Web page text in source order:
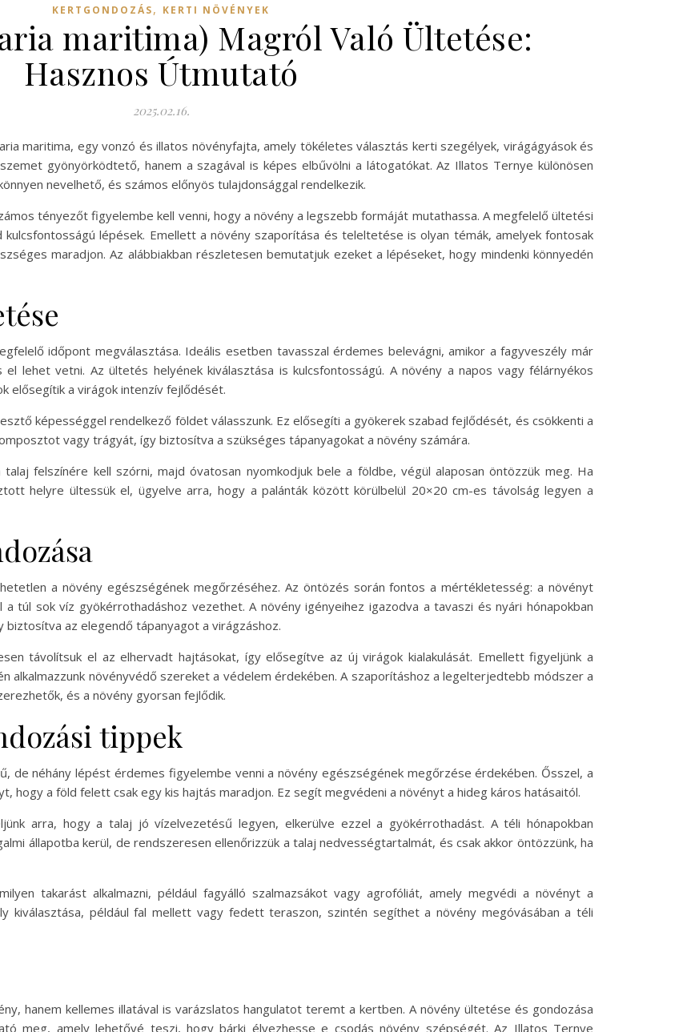
KERTGONDOZÁS, KERTI NÖVÉNYEK
maritima) Magról Való Ültetése:
Hasznos Útmutató
2025.02.16.
maritima, egy vonzó és illatos növényfajta, amely tökéletes választás kerti szegélyek, virágágyások és
gyönyörködtető, hanem a szagával is képes elbűvölni a látogatókat. Az Illatos Ternye különösen
nevelhető, és számos előnyös tulajdonsággal rendelkezik.
tényezőt figyelembe kell venni, hogy a növény a legszebb formáját mutathassa. A megfelelő ültetési
lépések. Emellett a növény szaporítása és teleltetése is olyan témák, amelyek fontosak
maradjon. Az alábbiakban részletesen bemutatjuk ezeket a lépéseket, hogy mindenki könnyedén
időpont megválasztása. Ideális esetben tavasszal érdemes belevágni, amikor a fagyveszély már
lehet vetni. Az ültetés helyének kiválasztása is kulcsfontosságú. A növény a napos vagy félárnyékos
elősegítik a virágok intenzív fejlődését.
képességgel rendelkező földet válasszunk. Ez elősegíti a gyökerek szabad fejlődését, és csökkenti a
vagy trágyát, így biztosítva a szükséges tápanyagokat a növény számára.
felszínére kell szórni, majd óvatosan nyomkodjuk bele a földbe, végül alaposan öntözzük meg. Ha
helyre ültessük el, ügyelve arra, hogy a palánták között körülbelül 20×20 cm-es távolság legyen a
a növény egészségének megőrzéséhez. Az öntözés során fontos a mértékletesség: a növényt
túl sok víz gyökérrothadáshoz vezethet. A növény igényeihez igazodva a tavaszi és nyári hónapokban
az elegendő tápanyagot a virágzáshoz.
távolítsuk el az elhervadt hajtásokat, így elősegítve az új virágok kialakulását. Emellett figyeljünk a
alkalmazzunk növényvédő szereket a védelem érdekében. A szaporításhoz a legelterjedtebb módszer a
és a növény gyorsan fejlődik.
tippek
de néhány lépést érdemes figyelembe venni a növény egészségének megőrzése érdekében. Ősszel, a
hogy a föld felett csak egy kis hajtás maradjon. Ez segít megvédeni a növényt a hideg káros hatásaitól.
arra, hogy a talaj jó vízelvezetésű legyen, elkerülve ezzel a gyökérrothadást. A téli hónapokban
állapotba kerül, de rendszeresen ellenőrizzük a talaj nedvességtartalmát, és csak akkor öntözzünk, ha
takarást alkalmazni, például fagyálló szalmazsákot vagy agrofóliát, amely megvédi a növényt a
kiválasztása, például fal mellett vagy fedett teraszon, szintén segíthet a növény megóvásában a téli
hanem kellemes illatával is varázslatos hangulatot teremt a kertben. A növény ültetése és gondozása
meg, amely lehetővé teszi, hogy bárki élvezhesse e csodás növény szépségét. Az Illatos Ternye